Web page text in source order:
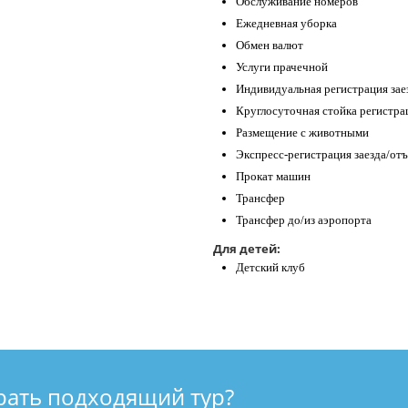
Ежедневная уборка
Обмен валют
Услуги прачечной
Индивидуальная регистрация
Круглосуточная стойка
Размещение с животными
Экспресс-регистрация заезда/
Прокат машин
Трансфер
Трансфер до/из аэропорта
Для детей:
Детский клуб
подходящий тур?